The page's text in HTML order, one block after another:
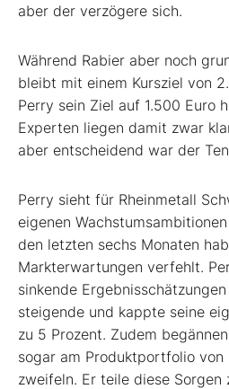
aber der verzögere sich.
Während Rabier aber noch
bleibt mit einem Kursziel von
Perry sein Ziel auf 1.500 Euro
Experten liegen damit zwar
aber entscheidend war der
Perry sieht für Rheinmetall
eigenen
den letzten sechs Monaten
Markterwartungen verfehlt.
sinkende
steigende und kappte seine
zu 5 Prozent. Zudem
sogar am Produktportfolio von
zweifeln. Er teile diese Sorgen